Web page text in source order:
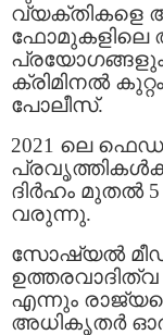
വ്യക്തികളെ
ഫോമുകളിലെ
ക്രിമിനൽ
പോലീസ്.
2021 ലെ
ദിർഹം മുതൽ
വരുന്നു.
സോഷ്യൽ
എന്നും
അധികൃതർ